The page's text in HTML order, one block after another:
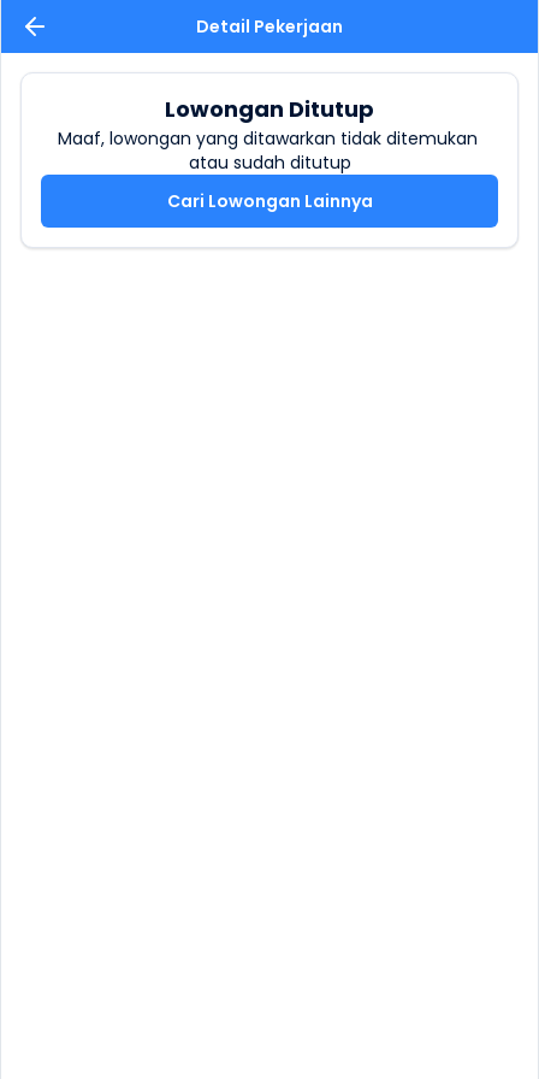
Detail Pekerjaan
Lowongan Ditutup
Maaf, lowongan yang ditawarkan tidak ditemukan
atau sudah ditutup
Cari Lowongan Lainnya